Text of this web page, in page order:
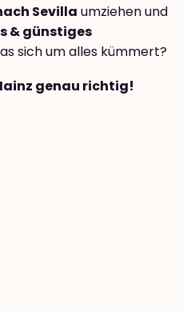
Sevilla umziehen und
& günstiges
sich um alles kümmert?
genau richtig!